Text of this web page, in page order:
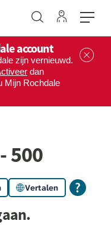
Ga naar
account
zijn vernieuwd.
dan
Mijn Rochdale
500
Vertalen